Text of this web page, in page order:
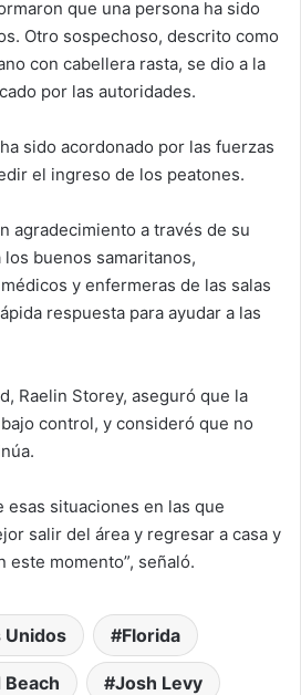
que una persona ha sido
Otro sospechoso, descrito como
con cabellera rasta, se dio a la
por las autoridades.
sido acordonado por las fuerzas
el ingreso de los peatones.
agradecimiento a través de su
los buenos samaritanos,
y enfermeras de las salas
respuesta para ayudar a las
Raelin Storey, aseguró que la
control, y consideró que no
esas situaciones en las que
salir del área y regresar a casa y
este momento”, señaló.
Unidos Florida
Josh Levy